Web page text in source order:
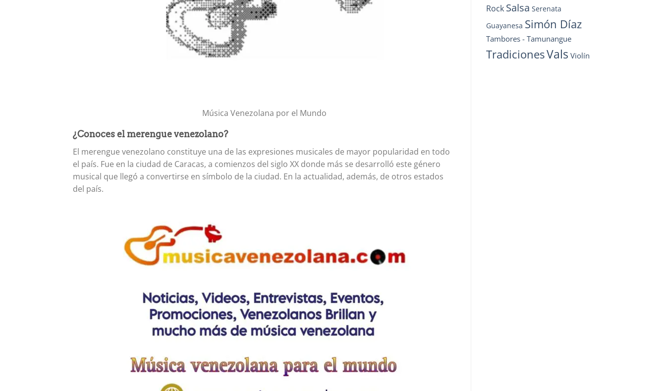
Música Venezolana por el Mundo
¿Conoces el merengue venezolano?
El merengue venezolano constituye una de las expresiones musicales de mayor popularidad en todo
el país. Fue en la ciudad de Caracas, a comienzos del siglo XX donde más se desarrolló este género
musical que llegó a convertirse en símbolo de la ciudad. En la actualidad, además, de otros estados
del país.
Rock Salsa Serenata
Guayanesa Simón Díaz
Tambores - Tamunangue
TradicionesVals Violín